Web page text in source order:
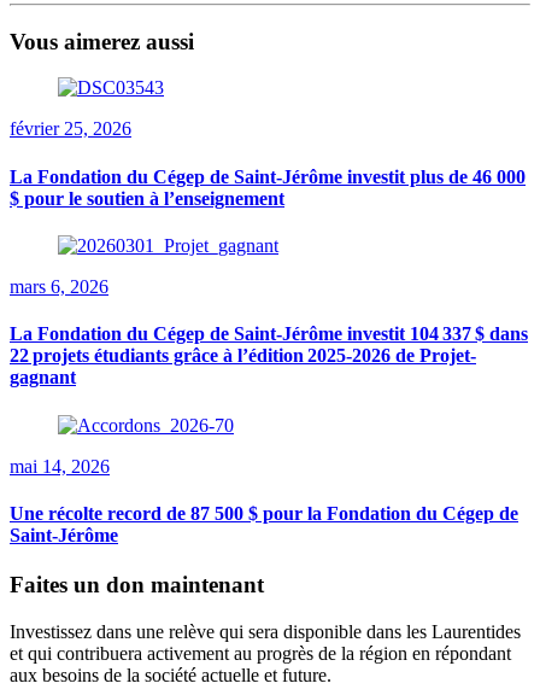
Vous aimerez aussi
février 25, 2026
La Fondation du Cégep de Saint-Jérôme investit plus de 46 000
$ pour le soutien à l’enseignement
mars 6, 2026
La Fondation du Cégep de Saint-Jérôme investit 104 337 $ dans
22 projets étudiants grâce à l’édition 2025-2026 de Projet-
gagnant
mai 14, 2026
Une récolte record de 87 500 $ pour la Fondation du Cégep de
Saint-Jérôme
Faites un don maintenant
Investissez dans une relève qui sera disponible dans les Laurentides
et qui contribuera activement au progrès de la région en répondant
aux besoins de la société actuelle et future.